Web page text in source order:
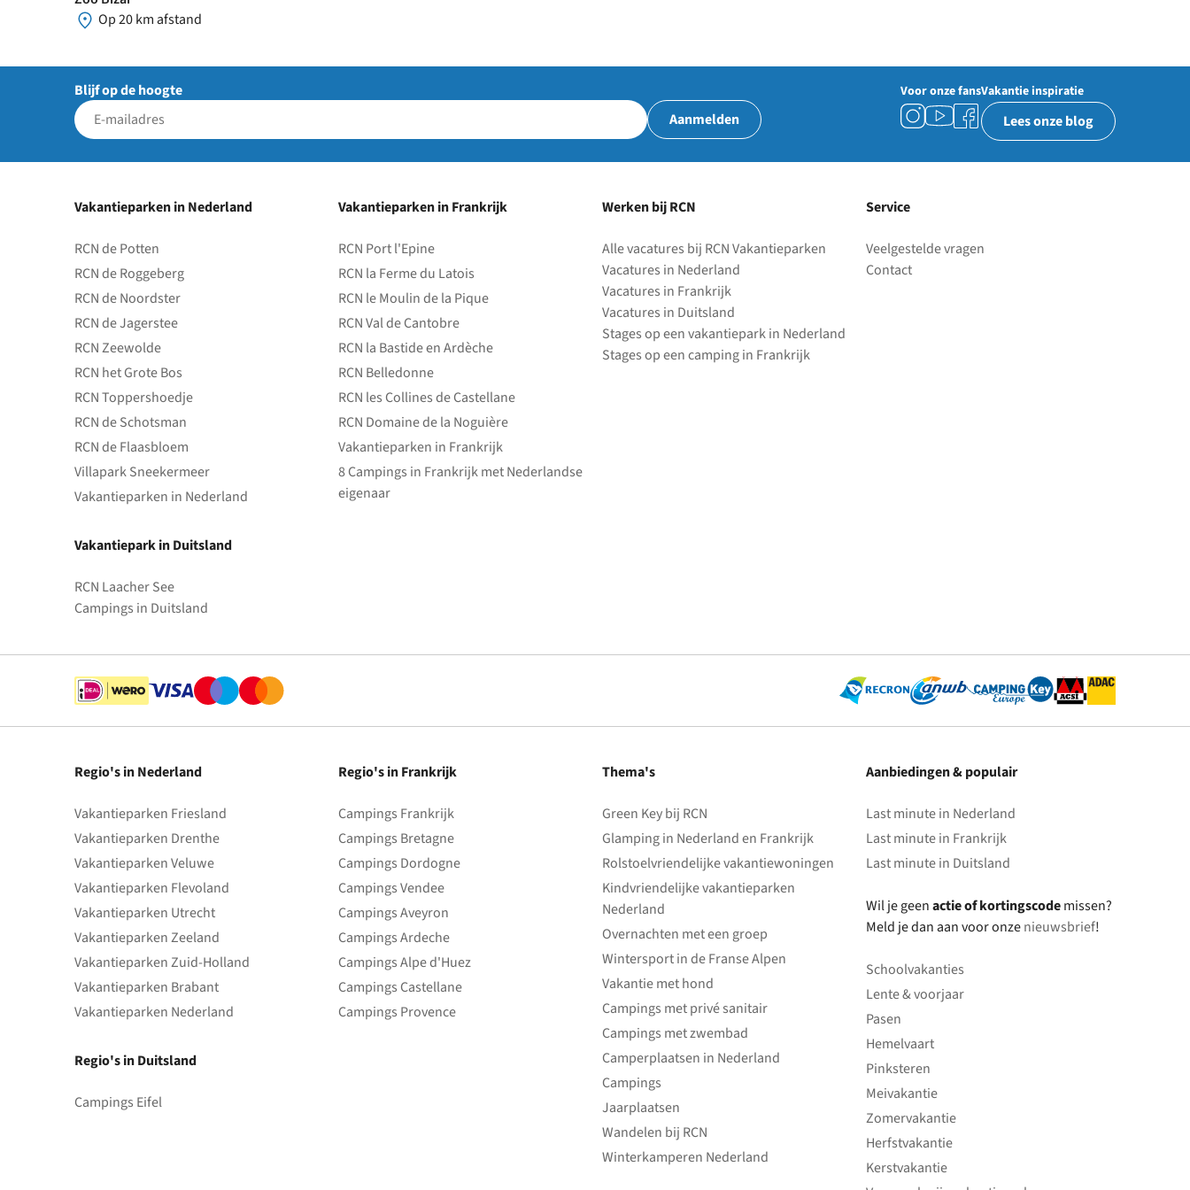
Op 20 km afstand
Blijf op de hoogte
Aanmelden
Voor onze fansVakantie inspiratie
Lees onze blog
Vakantieparken in Nederland
RCN de Potten
RCN de Roggeberg
RCN de Noordster
RCN de Jagerstee
RCN Zeewolde
RCN het Grote Bos
RCN Toppershoedje
RCN de Schotsman
RCN de Flaasbloem
Villapark Sneekermeer
Vakantieparken in Nederland
Vakantiepark in Duitsland
RCN Laacher See
Campings in Duitsland
Vakantieparken in Frankrijk
RCN Port l'Epine
RCN la Ferme du Latois
RCN le Moulin de la Pique
RCN Val de Cantobre
RCN la Bastide en Ardèche
RCN Belledonne
RCN les Collines de Castellane
RCN Domaine de la Noguière
Vakantieparken in Frankrijk
8 Campings in Frankrijk met Nederlandse
eigenaar
Werken bij RCN
Alle vacatures bij RCN Vakantieparken
Vacatures in Nederland
Vacatures in Frankrijk
Vacatures in Duitsland
Stages op een vakantiepark in Nederland
Stages op een camping in Frankrijk
Service
Veelgestelde vragen
Contact
Regio's in Nederland
Vakantieparken Friesland
Vakantieparken Drenthe
Vakantieparken Veluwe
Vakantieparken Flevoland
Vakantieparken Utrecht
Vakantieparken Zeeland
Vakantieparken Zuid-Holland
Vakantieparken Brabant
Vakantieparken Nederland
Regio's in Duitsland
Campings Eifel
Regio's in Frankrijk
Campings Frankrijk
Campings Bretagne
Campings Dordogne
Campings Vendee
Campings Aveyron
Campings Ardeche
Campings Alpe d'Huez
Campings Castellane
Campings Provence
Thema's
Green Key bij RCN
Glamping in Nederland en Frankrijk
Rolstoelvriendelijke vakantiewoningen
Kindvriendelijke vakantieparken
Nederland
Overnachten met een groep
Wintersport in de Franse Alpen
Vakantie met hond
Campings met privé sanitair
Campings met zwembad
Camperplaatsen in Nederland
Campings
Jaarplaatsen
Wandelen bij RCN
Winterkamperen Nederland
Aanbiedingen & populair
Last minute in Nederland
Last minute in Frankrijk
Last minute in Duitsland
Wil je geenactie of kortingscodemissen?
Meld je dan aan voor onzenieuwsbrief!
Schoolvakanties
Lente & voorjaar
Pasen
Hemelvaart
Pinksteren
Meivakantie
Zomervakantie
Herfstvakantie
Kerstvakantie